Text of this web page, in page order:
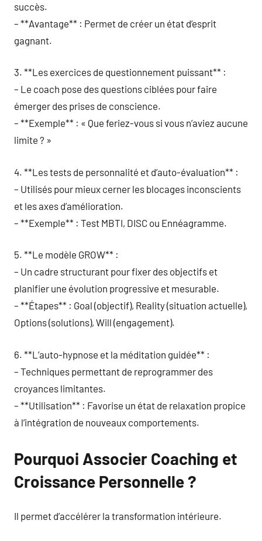
succès.
– **Avantage** : Permet de créer un état d’esprit
gagnant.
3. **Les exercices de questionnement puissant** :
– Le coach pose des questions ciblées pour faire
émerger des prises de conscience.
– **Exemple** : « Que feriez-vous si vous n’aviez aucune
limite ? »
4. **Les tests de personnalité et d’auto-évaluation** :
– Utilisés pour mieux cerner les blocages inconscients
et les axes d’amélioration.
– **Exemple** : Test MBTI, DISC ou Ennéagramme.
5. **Le modèle GROW** :
– Un cadre structurant pour fixer des objectifs et
planifier une évolution progressive et mesurable.
– **Étapes** : Goal (objectif), Reality (situation actuelle),
Options (solutions), Will (engagement).
6. **L’auto-hypnose et la méditation guidée** :
– Techniques permettant de reprogrammer des
croyances limitantes.
– **Utilisation** : Favorise un état de relaxation propice
à l’intégration de nouveaux comportements.
Pourquoi Associer Coaching et
Croissance Personnelle ?
Il permet d’accélérer la transformation intérieure.